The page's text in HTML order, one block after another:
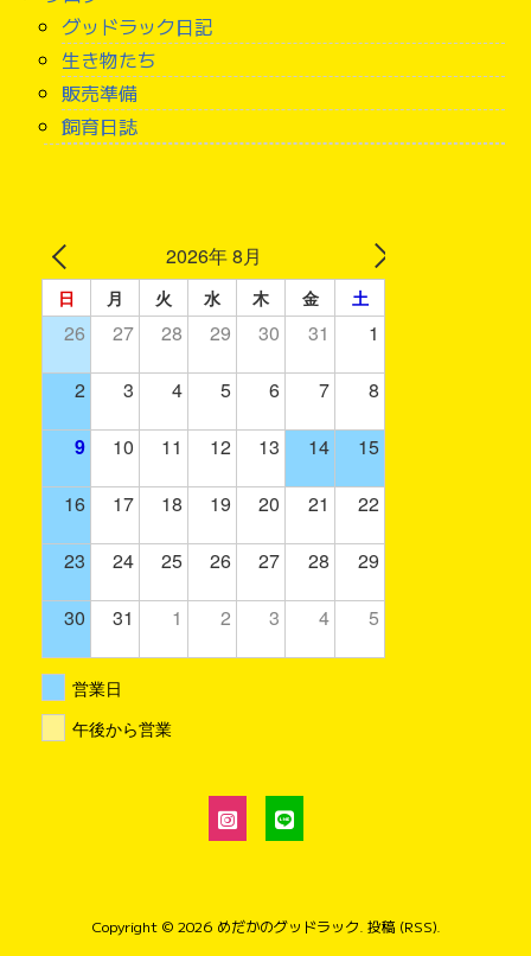
グッドラック日記
生き物たち
販売準備
飼育日誌
2026年 8月
日 月 火 水 木 金 土
26 27 28 29 30 31 1
2 3 4 5 6 7 8
9 10 11 12 13 14 15
16 17 18 19 20 21 22
23 24 25 26 27 28 29
30 31 1 2 3 4 5
営業日
午後から営業
Copyright © 2026 めだかのグッドラック 投稿 (RSS).